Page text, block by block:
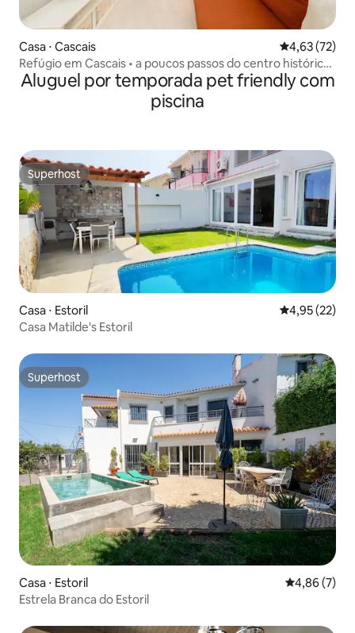
Casa ⋅ Cascais 4,63 de uma
4,63 (72)
Refúgio em Cascais • a poucos passos do centro histórico
e da praia | com ar-condicionado
Aluguel por temporada pet friendly com
piscina
Superhost
Superhost
Casa ⋅ Estoril 4,95 de uma
4,95 (22)
Casa Matilde's Estoril
Superhost
Superhost
Casa ⋅ Estoril 4,86 de uma
4,86 (7)
Estrela Branca do Estoril